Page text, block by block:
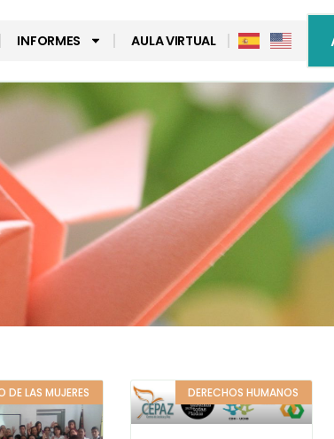
INFORMES AULA VIRTUAL
DE LAS MUJERES DERECHOS HUMANOS